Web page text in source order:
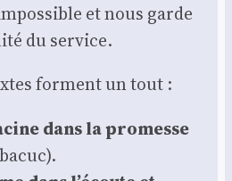
et nous garde
du ser­vice.
forment un tout :
dans la pro­messe